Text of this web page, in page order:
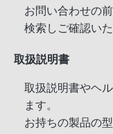
お問い合わせの
検索しご確認い
取扱説明書
取扱説明書やヘ
ます。
お持ちの製品の